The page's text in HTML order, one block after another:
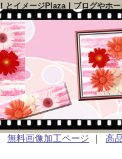
とイメージPlaza｜ブログやホ
無料画像加工ページ ｜ 高